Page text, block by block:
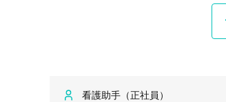
看護助手（正社員）